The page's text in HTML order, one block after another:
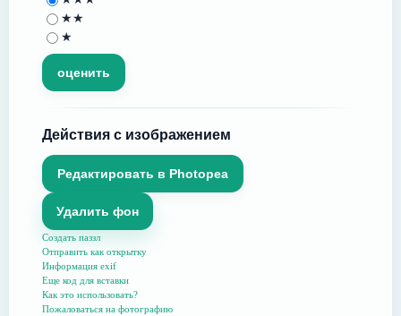
★★
★
Действия с изображением
Редактировать в Photopea
Удалить фон
Создать паззл
Отправить как открытку
Информация exif
Еще код для вставки
Как это использовать?
Пожаловаться на фотографию